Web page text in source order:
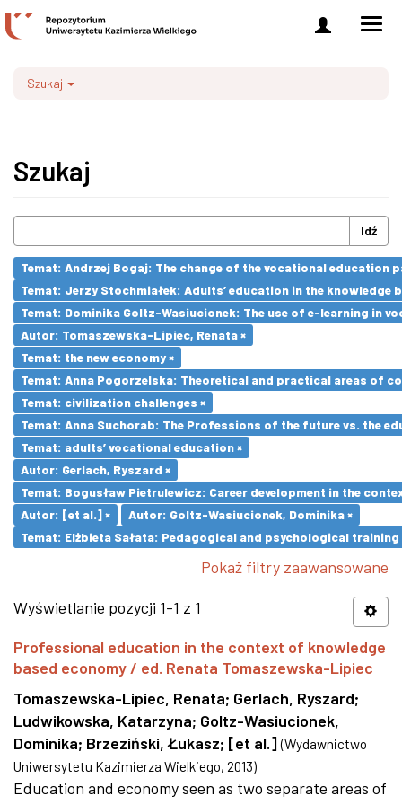
Zaloguj
się
Szukaj
Szukaj
Idź
Temat: Andrzej Bogaj: The change of the vocational education
Temat: Jerzy Stochmiałek: Adults’ education in the knowledge
Temat: Dominika Goltz-Wasiucionek: The use of e-learning in
Autor: Tomaszewska-Lipiec, Renata ×
Temat: the new economy ×
Temat: Anna Pogorzelska: Theoretical and practical areas of
Temat: civilization challenges ×
Temat: Anna Suchorab: The Professions of the future vs. the
Temat: adults’ vocational education ×
Autor: Gerlach, Ryszard ×
Temat: Bogusław Pietrulewicz: Career development in the
Autor: [et al.] ×
Autor: Goltz-Wasiucionek, Dominika ×
Temat: Elżbieta Sałata: Pedagogical and psychological
Pokaż filtry zaawansowane
Wyświetlanie pozycji 1-1 z 1
Professional education in the context of knowledge
based economy / ed. Renata Tomaszewska-Lipiec
Tomaszewska-Lipiec, Renata; Gerlach, Ryszard;
Ludwikowska, Katarzyna; Goltz-Wasiucionek,
Dominika; Brzeziński, Łukasz; [et al.] (Wydawnictwo
Uniwersytetu Kazimierza Wielkiego, 2013)
Education and economy seen as two separate areas of